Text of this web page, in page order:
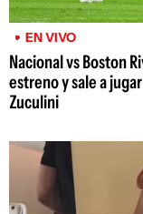
EN VIVO
Nacional vs Boston
estreno y sale a
Zuculini